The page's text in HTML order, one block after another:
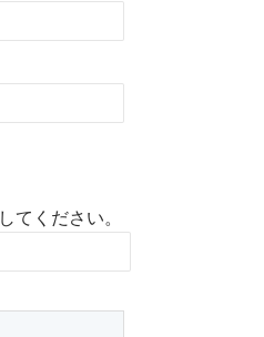
てください。